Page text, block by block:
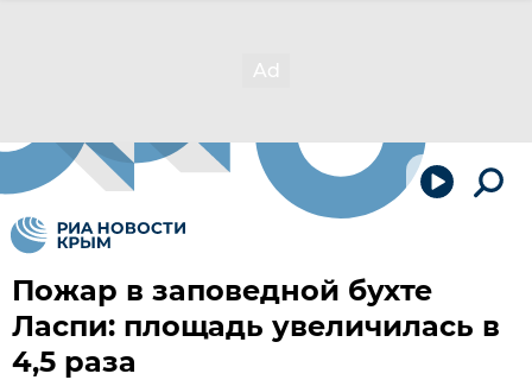
Пожар в заповедной бухте
Ласпи: площадь увеличилась в
4,5 раза